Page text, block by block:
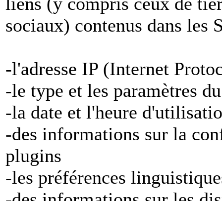
sociaux) contenus dans les
-l'adresse IP (Internet
-le type et les paramètres
-la date et l'heure
-des informations sur la
plugins
-les préférences